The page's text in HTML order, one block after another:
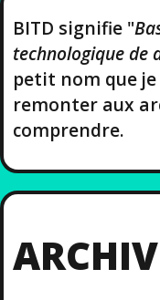
BITD signifie "
technologique de
petit nom que
remonter aux
comprendre.